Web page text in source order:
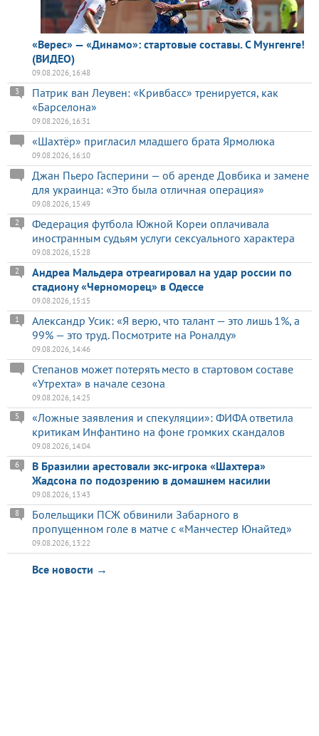
«Верес» — «Динамо»: стартовые составы. С Мунгенге!
(ВИДЕО)
09.08.2026, 16:48
Патрик ван Леувен: «Кривбасс» тренируется, как
«Барселона»
3
09.08.2026, 16:31
«Шахтёр» пригласил младшего брата Ярмолюка
09.08.2026, 16:10
Джан Пьеро Гасперини — об аренде Довбика и замене
для украинца: «Это была отличная операция»
09.08.2026, 15:49
Федерация футбола Южной Кореи оплачивала
иностранным судьям услуги сексуального характера
2
09.08.2026, 15:28
Андреа Мальдера отреагировал на удар россии по
стадиону «Черноморец» в Одессе
2
09.08.2026, 15:15
Александр Усик: «Я верю, что талант — это лишь 1%, а
99% — это труд. Посмотрите на Роналду»
1
09.08.2026, 14:46
Степанов может потерять место в стартовом составе
«Утрехта» в начале сезона
09.08.2026, 14:25
«Ложные заявления и спекуляции»: ФИФА ответила
критикам Инфантино на фоне громких скандалов
5
09.08.2026, 14:04
В Бразилии арестовали экс-игрока «Шахтера»
Жадсона по подозрению в домашнем насилии
6
09.08.2026, 13:43
Болельщики ПСЖ обвинили Забарного в
пропущенном голе в матче с «Манчестер Юнайтед»
8
09.08.2026, 13:22
Все новости →